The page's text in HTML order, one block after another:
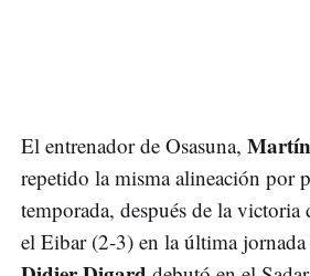
El entrenador de Osasuna,
repetido la misma alineación por
temporada, después de la victoria
el Eibar (2-3) en la última